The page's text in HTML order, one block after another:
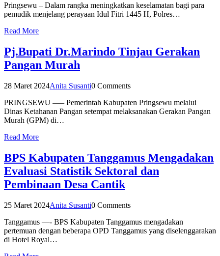
Pringsewu – Dalam rangka meningkatkan keselamatan bagi para
pemudik menjelang perayaan Idul Fitri 1445 H, Polres…
Read More
Pj.Bupati Dr.Marindo Tinjau Gerakan
Pangan Murah
28 Maret 2024Anita Susanti0 Comments
PRINGSEWU —– Pemerintah Kabupaten Pringsewu melalui
Dinas Ketahanan Pangan setempat melaksanakan Gerakan Pangan
Murah (GPM) di…
Read More
BPS Kabupaten Tanggamus Mengadakan
Evaluasi Statistik Sektoral dan
Pembinaan Desa Cantik
25 Maret 2024Anita Susanti0 Comments
Tanggamus —- BPS Kabupaten Tanggamus mengadakan
pertemuan dengan beberapa OPD Tanggamus yang diselenggarakan
di Hotel Royal…